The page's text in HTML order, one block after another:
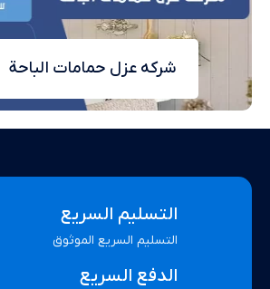
شركه عزل حمامات الباحة
التسليم السريع
التسليم السريع الموثوق
الدفع السريع